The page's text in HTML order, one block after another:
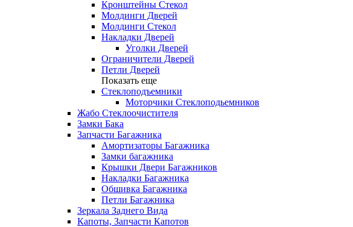
Кронштейны Стекол
Молдинги Дверей
Молдинги Стекол
Накладки Дверей
Уголки Дверей
Ограничители Дверей
Петли Дверей
Показать еще
Стеклоподъемники
Моторчики Стеклоподьемников
Жабо Стеклоочистителя
Замки Бака
Запчасти Багажника
Амортизаторы Багажника
Замки багажника
Крышки Двери Багажников
Накладки Багажника
Обшивка Багажника
Петли Багажника
Зеркала Заднего Вида
Капоты, Запчасти Капотов